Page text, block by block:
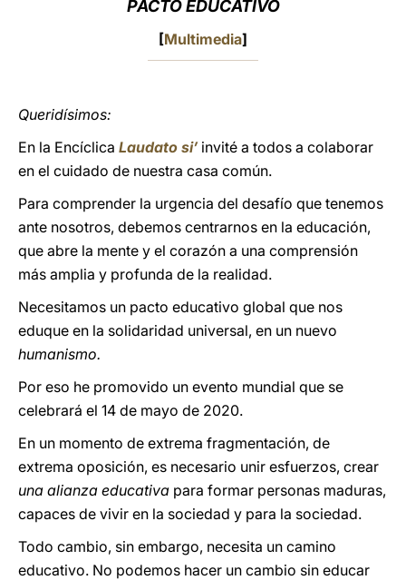
PACTO EDUCATIVO
[Multimedia]
Queridísimos:
En la Encíclica Laudato si’invité a todos a colaborar
en el cuidado de nuestra casa común.
Para comprender la urgencia del desafío que tenemos
ante nosotros, debemos centrarnos en la educación,
que abre la mente y el corazón a una comprensión
más amplia y profunda de la realidad.
Necesitamos un pacto educativo global que nos
eduque en la solidaridad universal, en un nuevo
humanismo.
Por eso he promovido un evento mundial que se
celebrará el 14 de mayo de 2020.
En un momento de extrema fragmentación, de
extrema oposición, es necesario unir esfuerzos, crear
una alianza educativa para formar personas maduras,
capaces de vivir en la sociedad y para la sociedad.
Todo cambio, sin embargo, necesita un camino
educativo. No podemos hacer un cambio sin educar